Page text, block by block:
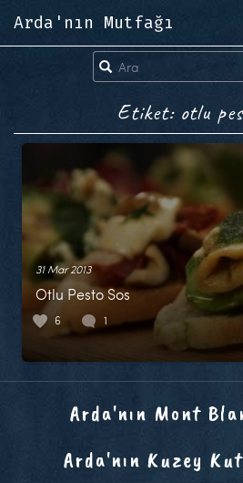
Arda'nın Mutfağı
Etiket: otlu
31 Mar 2013
Otlu Pesto Sos
6 1
Arda'nın Mont
Arda'nın Kuzey